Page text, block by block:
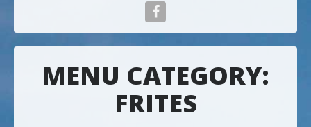
MENU CATEGORY:
FRITES